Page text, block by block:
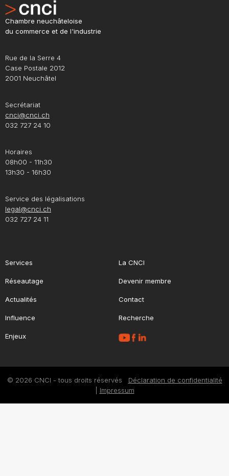
Chambre neuchâteloise
du commerce et de l'industrie
Rue de la Serre 4
Case Postale 2012
2001 Neuchâtel
Secrétariat
cnci@cnci.ch
032 727 24 10
Horaires
08h00 - 11h30
13h30 - 16h30
Service des légalisations
legal@cnci.ch
032 727 24 11
Services
Réseautage
Actualités
Influence
Enjeux
La CNCI
Devenir membre
Contact
Recherche
© 2026 CNCI - tous droits réservés Déclaration de confidentialité
Impressum